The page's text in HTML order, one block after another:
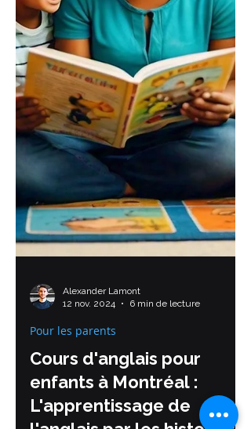
Alexander Lamont
12 nov. 2024
6 min de lecture
Pour les parents
Cours d'anglais pour